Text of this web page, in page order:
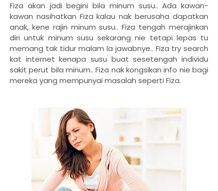
Fiza akan jadi begini bila minum susu.. Ada kawan-
kawan nasihatkan Fiza kalau nak berusaha dapatkan
anak, kene rajin minum susu.. Fiza tengah merajinkan
diri untuk minum susu sekarang nie tetapi lepas tu
memang tak tidur malam la jawabnye.. Fiza try search
kat internet kenapa susu buat sesetengah individu
sakit perut bila minum.. Fiza nak kongsikan info nie bagi
mereka yang mempunyai masalah seperti Fiza.